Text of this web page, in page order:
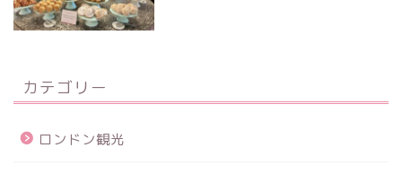
カテゴリー
ロンドン観光